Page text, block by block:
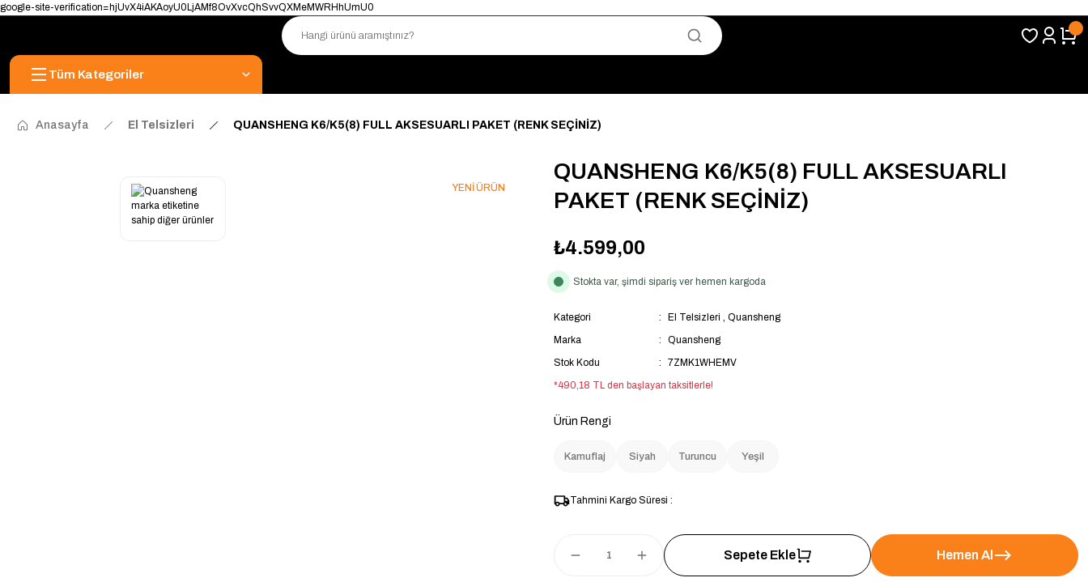
google-site-verification=hjUvX4iAKAoyU0LjAMf8OvXvcQhSvvQXMeMWRHhUmU0
Uygun Fiyat · Hızlı Teslimat
Tüm Kategoriler
Anasayfa El Telsizleri QUANSHENG K6/K5(8) FULL AKSESUARLI PAKET (RENK SEÇİNİZ)
YENİ ÜRÜN
QUANSHENG K6/K5(8) FULL AKSESUARLI
PAKET (RENK SEÇİNİZ)
₺4.599,00
Stokta var, şimdi sipariş ver hemen kargoda
Kategori El Telsizleri , Quansheng
Marka
Quansheng
Stok Kodu
7ZMK1WHEMV
*490,18 TL den başlayan taksitlerle!
Ürün Rengi
Kamuflaj Siyah Turuncu Yeşil
Tahmini Kargo Süresi :
Sepete Ekle Hemen Al